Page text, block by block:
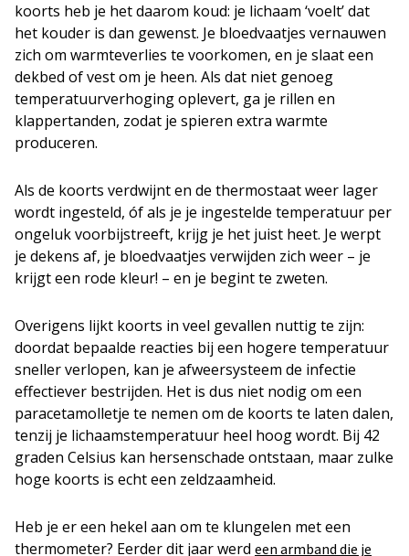
koorts heb je het daarom koud: je lichaam ‘voelt’ dat
het kouder is dan gewenst. Je bloedvaatjes vernauwen
zich om warmteverlies te voorkomen, en je slaat een
dekbed of vest om je heen. Als dat niet genoeg
temperatuurverhoging oplevert, ga je rillen en
klappertanden, zodat je spieren extra warmte
produceren.
Als de koorts verdwijnt en de thermostaat weer lager
wordt ingesteld, óf als je je ingestelde temperatuur per
ongeluk voorbijstreeft, krijg je het juist heet. Je werpt
je dekens af, je bloedvaatjes verwijden zich weer – je
krijgt een rode kleur! – en je begint te zweten.
Overigens lijkt koorts in veel gevallen nuttig te zijn:
doordat bepaalde reacties bij een hogere temperatuur
sneller verlopen, kan je afweersysteem de infectie
effectiever bestrijden. Het is dus niet nodig om een
paracetamolletje te nemen om de koorts te laten dalen,
tenzij je lichaamstemperatuur heel hoog wordt. Bij 42
graden Celsius kan hersenschade ontstaan, maar zulke
hoge koorts is echt een zeldzaamheid.
Heb je er een hekel aan om te klungelen met een
thermometer? Eerder dit jaar werd een armband die je